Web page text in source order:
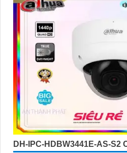
DH-IPC-HDBW3441E-AS-S2